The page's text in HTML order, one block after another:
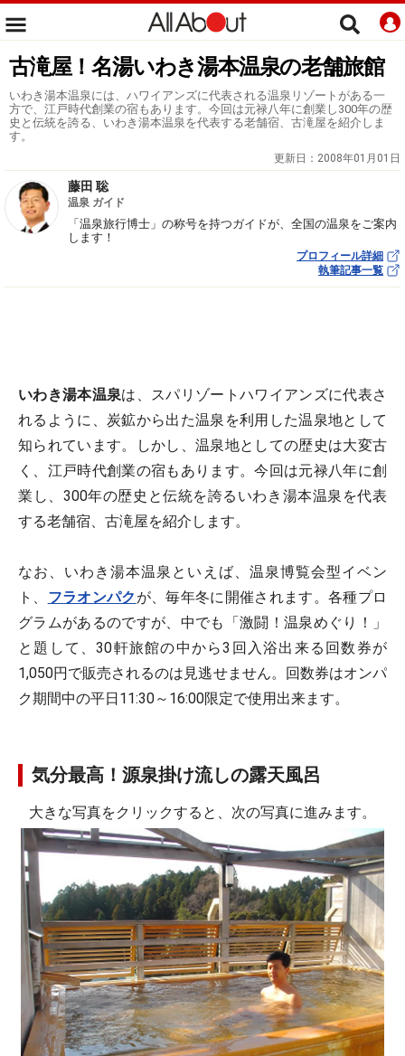
古滝屋！名湯いわき湯本温泉の老舗旅館
いわき湯本温泉には、ハワイアンズに代表される温泉リゾートがある一
方で、江戸時代創業の宿もあります。今回は元禄八年に創業し300年の歴
史と伝統を誇る、いわき湯本温泉を代表する老舗宿、古滝屋を紹介しま
す。
更新日： 2008年01月01日
藤田 聡
温泉 ガイド
「温泉旅行博士」の称号を持つガイドが、全国の温泉をご案内
します！
プロフィール詳細
執筆記事一覧
いわき湯本温泉は、スパリゾートハワイアンズに代表さ
れるように、炭鉱から出た温泉を利用した温泉地として
知られています。しかし、温泉地としての歴史は大変古
く、江戸時代創業の宿もあります。今回は元禄八年に創
業し、300年の歴史と伝統を誇るいわき湯本温泉を代表
する老舗宿、古滝屋を紹介します。
なお、いわき湯本温泉といえば、温泉博覧会型イベン
ト、 フラオンパク が、毎年冬に開催されます。各種プロ
グラムがあるのですが、中でも「激闘！温泉めぐり！」
と題して、30軒旅館の中から3回入浴出来る回数券が
1,050円で販売されるのは見逃せません。回数券はオンパ
ク期間中の平日11:30～16:00限定で使用出来ます。
気分最高！源泉掛け流しの露天風呂
大きな写真をクリックすると、次の写真に進みます。